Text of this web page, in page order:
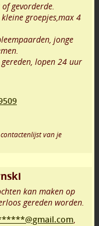
gevorderde.
groepjes,max 4
jonge
lopen 24 uur
van je
kan maken op
gereden worden.
,